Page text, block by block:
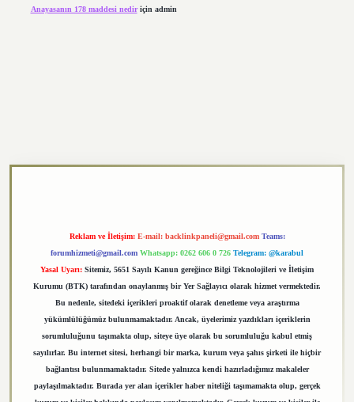
Anayasanın 178 maddesi nediriçin admin
Reklam ve İletişim: E-mail: backlinkpaneli@gmail.com Teams:
forumhizmeti@gmail.com Whatsapp: 0262 606 0 726 Telegram: @karabul
Yasal Uyarı: Sitemiz, 5651 Sayılı Kanun gereğince Bilgi Teknolojileri ve İletişim
Kurumu (BTK) tarafından onaylanmış bir Yer Sağlayıcı olarak hizmet vermektedir.
Bu nedenle, sitedeki içerikleri proaktif olarak denetleme veya araştırma
yükümlülüğümüz bulunmamaktadır. Ancak, üyelerimiz yazdıkları içeriklerin
sorumluluğunu taşımakta olup, siteye üye olarak bu sorumluluğu kabul etmiş
sayılırlar. Bu internet sitesi, herhangi bir marka, kurum veya şahıs şirketi ile hiçbir
bağlantısı bulunmamaktadır. Sitede yalnızca kendi hazırladığımız makaleler
paylaşılmaktadır. Burada yer alan içerikler haber niteliği taşımamakta olup, gerçek